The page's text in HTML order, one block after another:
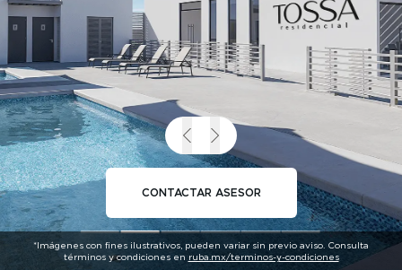
*Imágenes con fines ilustrativos, pueden variar sin previo aviso. Consulta
términos y condiciones en ruba.mx/terminos-y-condiciones
CONTACTAR ASESOR